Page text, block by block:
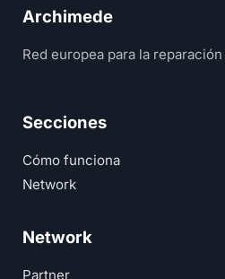
Archimede
Red europea para la
Secciones
Cómo funciona
Network
Network
Partner